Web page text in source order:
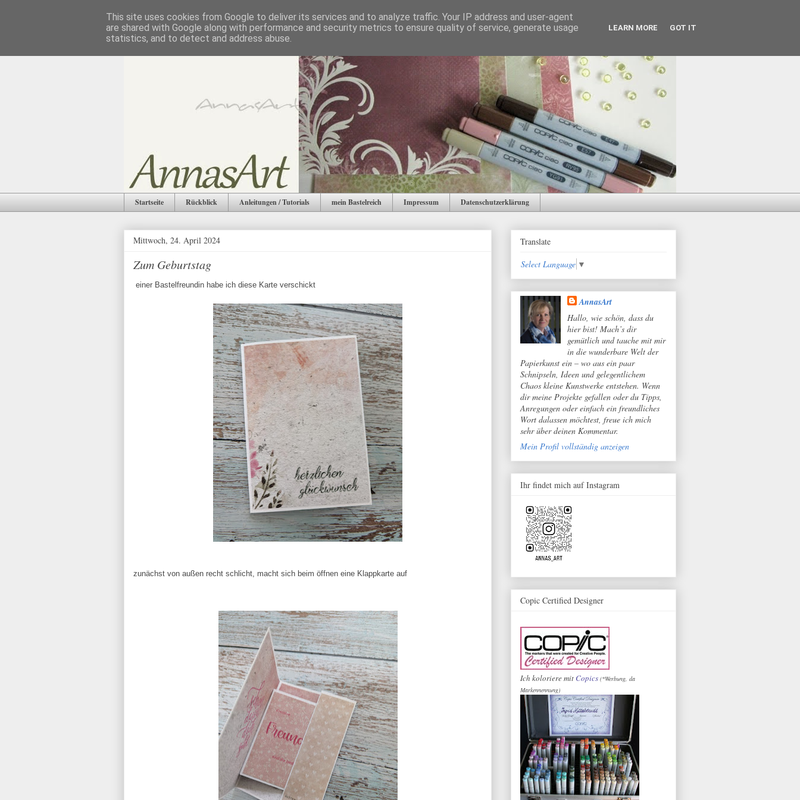
Startseite Rückblick Anleitungen / Tutorials mein Bastelreich Impressum Datenschutzerklärung
Mittwoch, 24. April 2024
Zum Geburtstag
einer Bastelfreundin habe ich diese Karte verschickt
zunächst von außen recht schlicht, macht sich beim öffnen eine Klappkarte auf
Translate
Select Language ▼
AnnasArt
Hallo, wie schön, dass du
hier bist! Mach’s dir
gemütlich und tauche mit mir
in die wunderbare Welt der
Papierkunst ein – wo aus ein paar
Schnipseln, Ideen und gelegentlichem
Chaos kleine Kunstwerke entstehen. Wenn
dir meine Projekte gefallen oder du Tipps,
Anregungen oder einfach ein freundliches
Wort dalassen möchtest, freue ich mich
sehr über deinen Kommentar.
Mein Profil vollständig anzeigen
Ihr findet mich auf Instagram
Copic Certified Designer
Ich koloriere mit Copics (*Werbung, da
Markennennung)
This site uses cookies from Google to deliver its services and to analyze traffic. Your IP address and user-agent
are shared with Google along with performance and security metrics to ensure quality of service, generate usage
statistics, and to detect and address abuse.
LEARN MORE GOT IT